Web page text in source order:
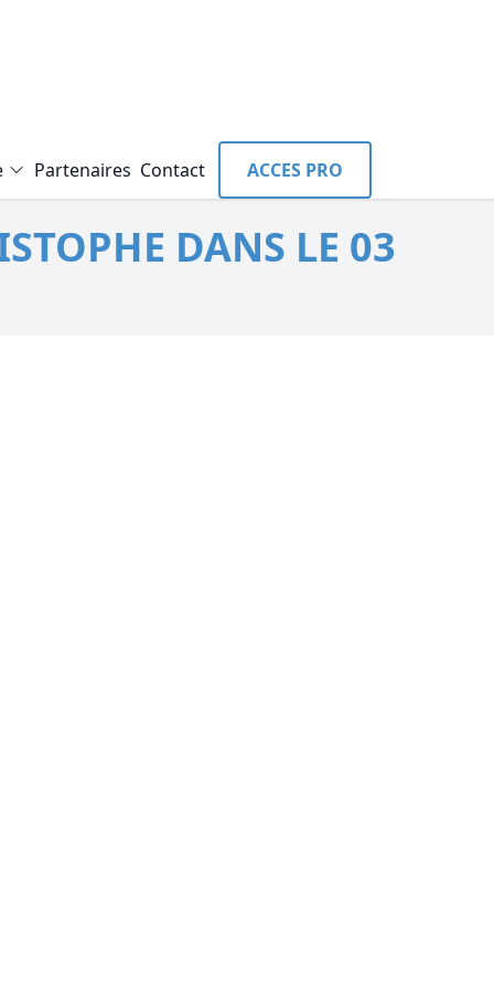
Partenaires Contact ACCES PRO
DANS LE 03